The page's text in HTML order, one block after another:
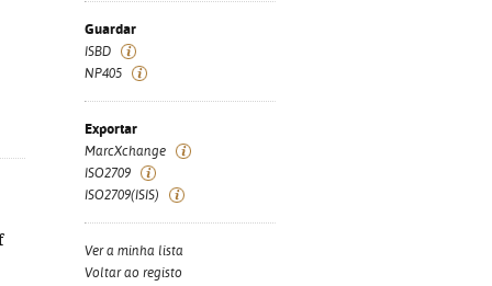
Guardar
ISBD
NP405
Exportar
MarcXchange
ISO2709
ISO2709(ISIS)
Ver a minha lista
Voltar ao registo